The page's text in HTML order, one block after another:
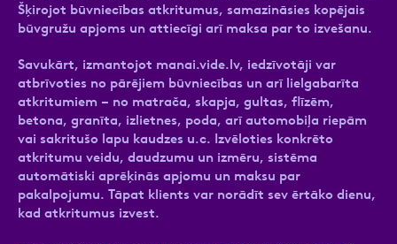
Šķirojot būvniecības atkritumus, samazināsies kopējais
būvgružu apjoms un attiecīgi arī maksa par to izvešanu.
Savukārt, izmantojot manai.vide.lv, iedzīvotāji var
atbrīvoties no pārējiem būvniecības un arī lielgabarīta
atkritumiem – no matrača, skapja, gultas, flīzēm,
betona, granīta, izlietnes, poda, arī automobiļa riepām
vai sakritušo lapu kaudzes u.c. Izvēloties konkrēto
atkritumu veidu, daudzumu un izmēru, sistēma
automātiski aprēķinās apjomu un maksu par
pakalpojumu. Tāpat klients var norādīt sev ērtāko dienu,
kad atkritumus izvest.